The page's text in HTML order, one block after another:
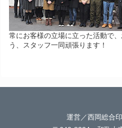
常にお客様の立場に立った活動で
う、スタッフ一同頑張ります！
運営／西岡総合